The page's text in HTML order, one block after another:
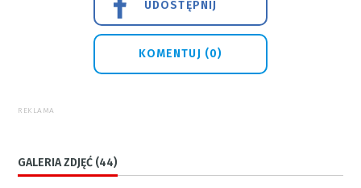
UDOSTĘPNIJ
KOMENTUJ (0)
REKLAMA
GALERIA ZDJĘĆ (44)